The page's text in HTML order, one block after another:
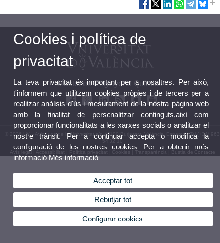
Màster en Enginyeria Química
© 2026 UV. - Avinguda de la Universitat s/n 46100 Burjassot. València. Espanya. Tel (+34) 963
54 32 10
Avís legal| Accessibilitat Política privacitat Cookies Transparència Bústia de Contacte
Cookies i política de
privacitat
La teva privacitat és important per a nosaltres. Per això,
t'informem que utilitzem cookies pròpies i de tercers per a
realitzar anàlisis d'ús i mesurament de la nostra pàgina web
amb la finalitat de personalitzar continguts,així com
proporcionar funcionalitats a les xarxes socials o analitzar el
nostre trànsit. Per a continuar accepta o modifica la
configuració de les nostres cookies. Per a obtenir més
informacióMés informació
Acceptar tot
Rebutjar tot
Configurar cookies